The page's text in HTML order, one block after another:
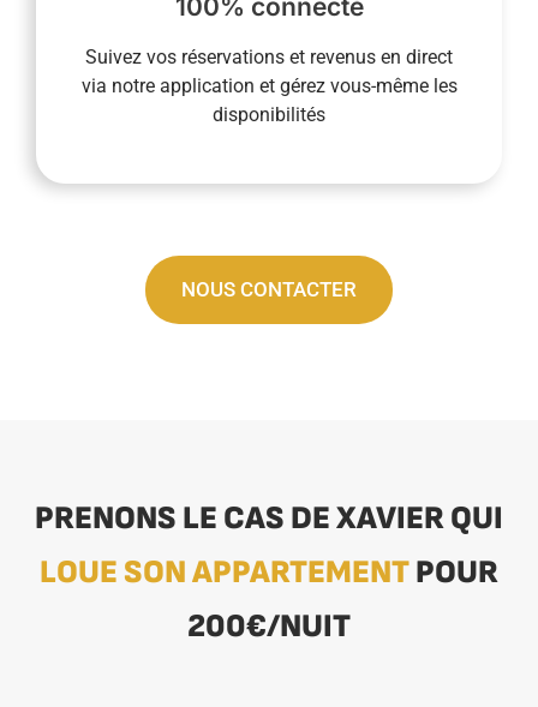
100% connecté
Suivez vos réservations et revenus en direct
via notre application et gérez vous-même les
disponibilités
Notre service de conciergerie 100% connecté
vous permet de suivre la vie de votre
logement partout et tout le temps. Votre
présence sur place n’est pas requise et notre
NOUS CONTACTER
PRENONS LE CAS DE XAVIER QUI
LOUE SON APPARTEMENTPOUR
200€/NUIT